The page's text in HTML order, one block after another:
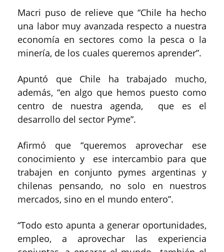
Macri puso de relieve que “Chile ha hecho
una labor muy avanzada respecto a nuestra
economía en sectores como la pesca o la
minería, de los cuales queremos aprender”.
Apuntó que Chile ha trabajado mucho,
además, “en algo que hemos puesto como
centro de nuestra agenda, que es el
desarrollo del sector Pyme”.
Afirmó que “queremos aprovechar ese
conocimiento y ese intercambio para que
trabajen en conjunto pymes argentinas y
chilenas pensando, no solo en nuestros
mercados, sino en el mundo entero”.
“Todo esto apunta a generar oportunidades,
empleo, a aprovechar las experiencia